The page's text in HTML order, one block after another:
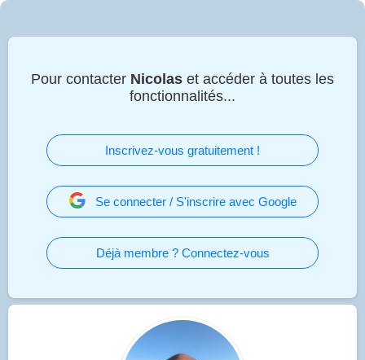
Pour contacter Nicolas et accéder à toutes les
fonctionnalités...
Inscrivez-vous gratuitement !
Se connecter / S'inscrire avec Google
Déjà membre ? Connectez-vous